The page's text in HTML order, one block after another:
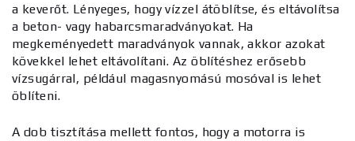
a keverőt. Lényeges, hogy vízzel átöblítse, és eltávolítsa
a beton- vagy habarcsmaradványokat. Ha
megkeményedett maradványok vannak, akkor azokat
kövekkel lehet eltávolítani. Az öblítéshez erősebb
vízsugárral, például magasnyomású mosóval is lehet
öblíteni.
A dob tisztítása mellett fontos, hogy a motorra is